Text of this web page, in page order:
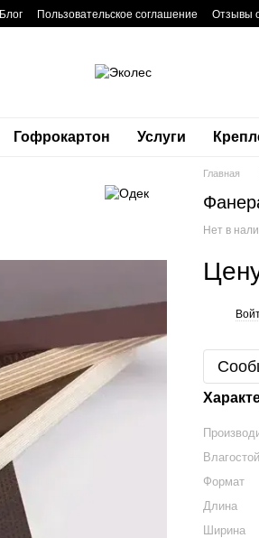
Блог Пользовательское соглашение Отзывы
Гофрокартон Услуги
Главная
Нет в
Формат
Длина
Ширина